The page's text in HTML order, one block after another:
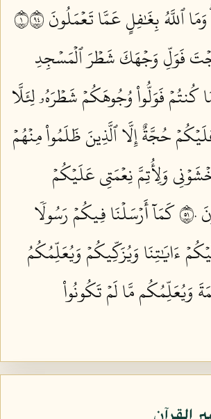
ٱللَّهُ بِغَٰفِلٍ عَمَّا تَعۡمَلُونَ ١٤٩
فَوَلِّ وَجۡهَكَ شَطۡرَ ٱلۡمَسۡجِدِ
كُنتُمۡ فَوَلُّواْ وُجُوهَكُمۡ شَطۡرَهُۥ لِئَلَّا
حُجَّةٌ إِلَّا ٱلَّذِينَ ظَلَمُواْ مِنۡهُمۡ
وَلِأُتِمَّ نِعۡمَتِي عَلَيۡكُمۡ
كَمَآ أَرۡسَلۡنَا فِيكُمۡ رَسُولٗا
ءَايَٰتِنَا وَيُزَكِّيكُمۡ وَيُعَلِّمُكُمُ
وَيُعَلِّمُكُم مَّا لَمۡ تَكُونُواْ